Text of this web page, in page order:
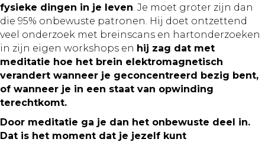
fysieke dingen in je leven. Je moet groter zijn dan
die 95% onbewuste patronen. Hij doet ontzettend
veel onderzoek met breinscans en hartonderzoeken
in zijn eigen workshops en hij zag dat met
meditatie hoe het brein elektromagnetisch
verandert wanneer je geconcentreerd bezig bent,
of wanneer je in een staat van opwinding
terechtkomt.
Door meditatie ga je dan het onbewuste deel in.
Dat is het moment dat je jezelf kunt